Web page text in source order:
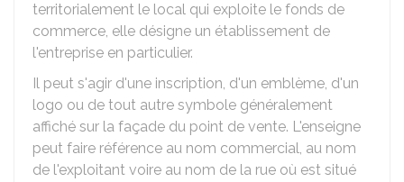
territorialement le local qui exploite le fonds de
commerce, elle désigne un établissement de
l'entreprise en particulier.
Il peut s'agir d'une inscription, d'un emblème, d'un
logo ou de tout autre symbole généralement
affiché sur la façade du point de vente. L'enseigne
peut faire référence au nom commercial, au nom
de l'exploitant voire au nom de la rue où est situé